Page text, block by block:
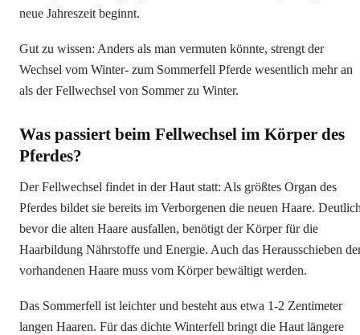
neue Jahreszeit beginnt.
Gut zu wissen: Anders als man vermuten könnte, strengt der
Wechsel vom Winter- zum Sommerfell Pferde wesentlich mehr an
als der Fellwechsel von Sommer zu Winter.
Was passiert beim Fellwechsel im Körper des
Pferdes?
Der Fellwechsel findet in der Haut statt: Als größtes Organ des
Pferdes bildet sie bereits im Verborgenen die neuen Haare.
bevor die alten Haare ausfallen, benötigt der Körper für die
Haarbildung Nährstoffe und Energie. Auch das Herausschieben
vorhandenen Haare muss vom Körper bewältigt werden.
Das Sommerfell ist leichter und besteht aus etwa 1-2 Zentimeter
langen Haaren. Für das dichte Winterfell bringt die Haut längere